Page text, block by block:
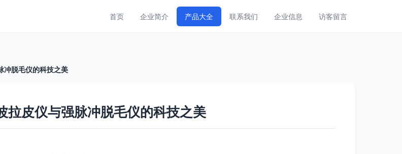
首页 企业简介 产品大全 联系我们 企业信息 访客留言
冲脱毛仪的科技之美
皮仪与强脉冲脱毛仪的科技之美